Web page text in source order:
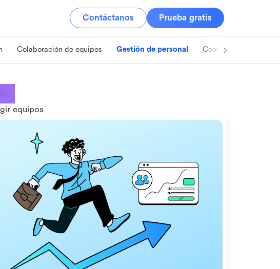
Contáctanos Prueba gratis
Colaboración de equipos Gestión de personal Comercio minorista
equipos